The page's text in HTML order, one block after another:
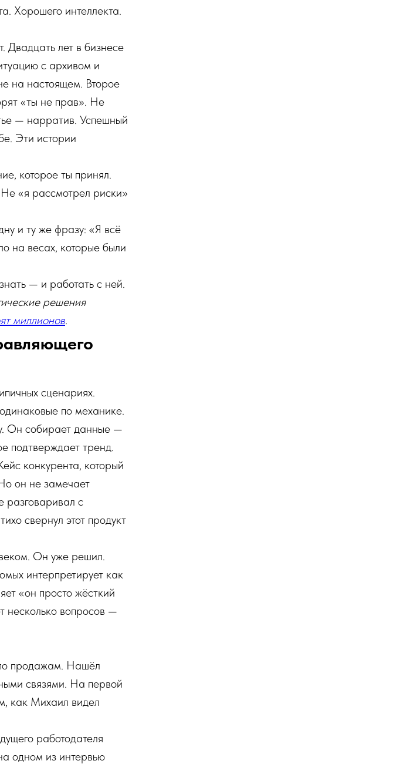
Хорошего интеллекта.
Двадцать лет в бизнесе
с архивом и
на настоящем. Второе
«ты не прав». Не
— нарратив. Успешный
Эти истории
которое ты принял.
«я рассмотрел риски»
и ту же фразу: «Я всё
на весах, которые были
— и работать с ней.
решения
миллионов.
сценариях.
по механике.
Он собирает данные —
подтверждает тренд.
конкурента, который
он не замечает
разговаривал с
свернул этот продукт
Он уже решил.
интерпретирует как
«он просто жёсткий
несколько вопросов —
продажам. Нашёл
связями. На первой
как Михаил видел
работодателя
одном из интервью